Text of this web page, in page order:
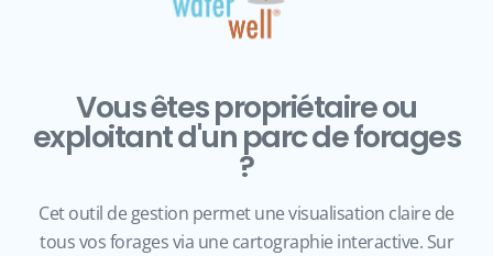
Vous êtes propriétaire ou
exploitant d'un parc de forages
?
Cet outil de gestion permet une visualisation claire de
tous vos forages via une cartographie interactive. Sur